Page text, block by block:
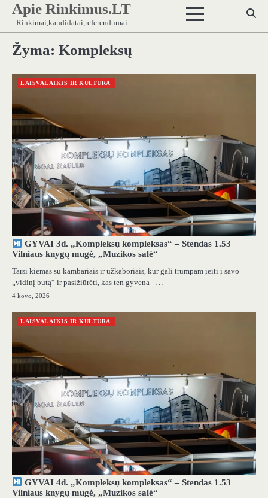
Skip
content
Apie Rinkimus.LT
Rinkimai,kandidatai,referendumai
Žyma: Kompleksų
LAISVALAIKIS IR KULTŪRA
GYVAI 3d. „Kompleksų kompleksas“ – Stendas 1.53
Vilniaus knygų mugė, „Muzikos salė“
Tarsi kiemas su kambariais ir užkaboriais, kur gali trumpam įeiti į savo
„vidinį butą“ ir pasižiūrėti, kas ten gyvena –…
4 kovo, 2026
LAISVALAIKIS IR KULTŪRA
GYVAI 4d. „Kompleksų kompleksas“ – Stendas 1.53
Vilniaus knygų mugė, „Muzikos salė“